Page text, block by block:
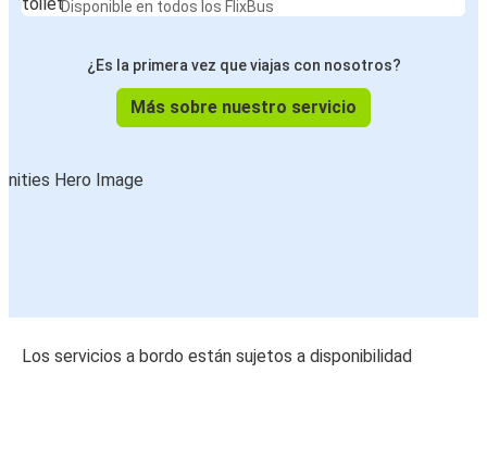
Disponible en todos los FlixBus
¿Es la primera vez que viajas con nosotros?
Más sobre nuestro servicio
Los servicios a bordo están sujetos a disponibilidad